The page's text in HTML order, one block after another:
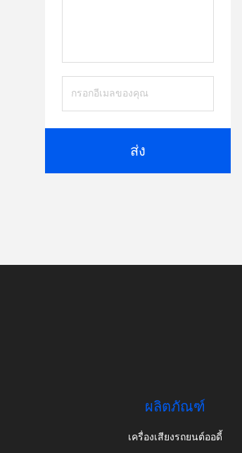
ส่ง
ผลิตภัณฑ์
เครื่องเสียงรถยนต์ออดี้